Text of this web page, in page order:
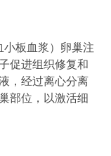
板血浆）卵巢注
促进组织修复和
，经过离心分离
部位，以激活细